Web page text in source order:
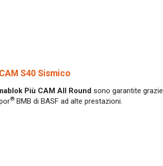
S40 Sismico
Più CAM All Round sono garantite grazie
® BMB di BASF ad alte prestazioni.